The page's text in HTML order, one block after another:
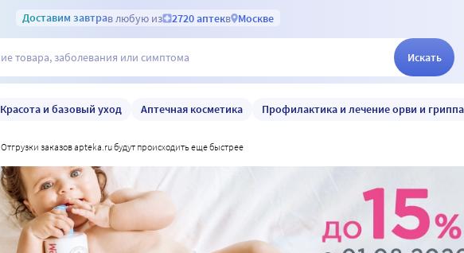
Доставим завтрав любую из 2720 аптекв Москве
Искать
Красота и базовый уход Аптечная косметика Профилактика и лечение орви и гриппа
отгрузки заказов apteka.ru будут происходить еще быстрее